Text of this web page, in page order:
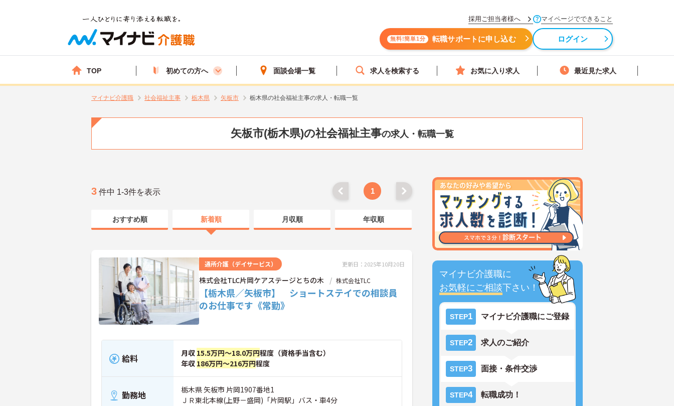
採用ご担当者様へ マイページでできること
無料!簡単1分 転職サポートに申し込む ログイン
TOP 初めての方へ 面談会場一覧 求人を検索する お気に入り求人 最近見た求人
マイナビ介護職 社会福祉主事 栃木県 矢板市 栃木県の社会福祉主事の求人・転職一覧
矢板市(栃木県)の社会福祉主事の求人・転職一覧
マイナビ介護職に
お気軽にご相談下さい！
STEP1 マイナビ介護職にご登録
STEP2 求人のご紹介
STEP3 面接・条件交渉
STEP4 転職成功！
3 件中 1-3件を表示 1
おすすめ順 新着順 月収順 年収順
通所介護（デイサービス） 更新日：2025年10月20日
株式会社TLC片岡ケアステージとちの木 株式会社TLC
【栃木県／矢板市】 ショートステイでの相談員
のお仕事です《常勤》
給料 月収 15.5万円～18.0万円程度（資格手当含む）
年収 186万円～216万円程度
勤務地
栃木県 矢板市 片岡1907番地1
ＪＲ東北本線(上野－盛岡)「片岡駅」バス・車4分